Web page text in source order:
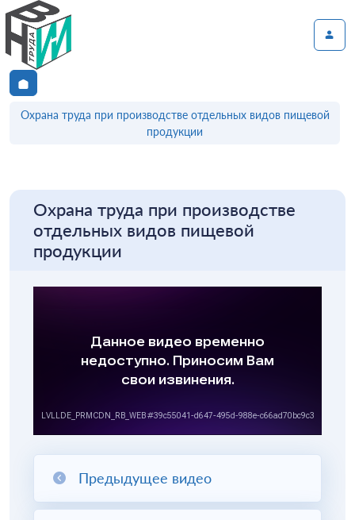
Охрана труда при производстве отдельных видов пищевой
продукции
Охрана труда при производстве
отдельных видов пищевой
продукции
Предыдущее видео